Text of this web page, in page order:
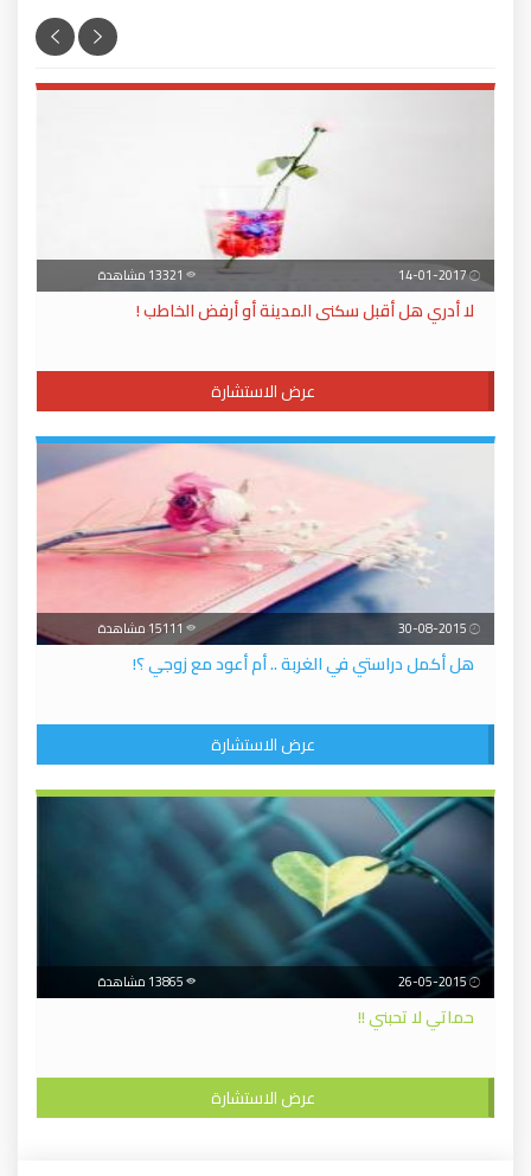
14-01-2017
لا أدري هل أقبل سكنى المدينة أو أرفض الخاطب !
عرض الاستشارة
15111 مشاهدة
هل أكمل دراستي في الغربة .. أم أعود مع زوجي ؟!
عرض الاستشارة
حماتي لا تحبني !!
عرض الاستشارة